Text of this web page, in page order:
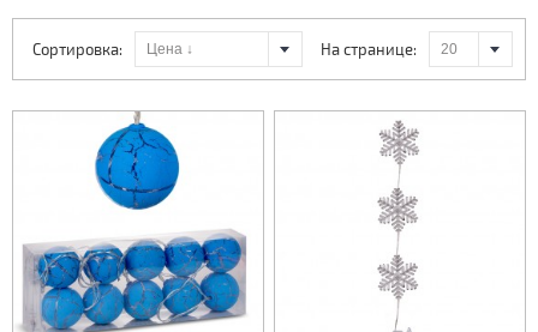
На странице:
Сортировка: